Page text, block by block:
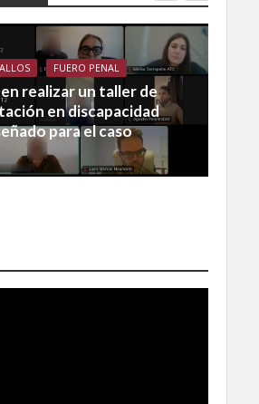
FUERO PENAL
realizar un taller de
en discapacidad
para el caso